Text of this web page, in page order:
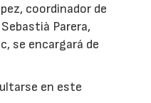
coordinador de
Parera,
se encargará de
en este